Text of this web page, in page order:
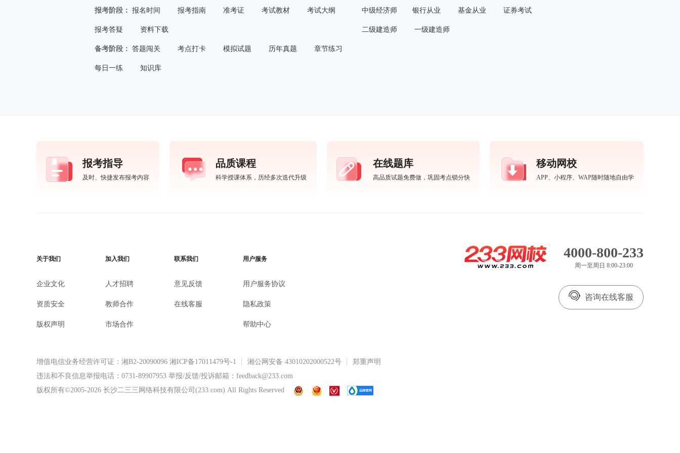
报考阶段： 报名时间 报考指南 准考证 考试教材 考试大纲
报考答疑 资料下载
备考阶段： 答题闯关 考点打卡 模拟试题 历年真题 章节练习
每日一练 知识库
中级经济师 银行从业 基金从业 证券考试
二级建造师 一级建造师
报考指导
及时、快捷发布报考内容
品质课程
科学授课体系，历经多次迭代升级
在线题库
高品质试题免费做，巩固考点锁分快
移动网校
APP、小程序、WAP随时随地自由学
关于我们
企业文化
资质安全
版权声明
加入我们
人才招聘
教师合作
市场合作
联系我们
意见反馈
在线客服
用户服务
用户服务协议
隐私政策
帮助中心
4000-800-233
周一至周日 8:00-23:00
咨询在线客服
增值电信业务经营许可证：湘B2-20090096 湘ICP备17011479号-1 ┊ 湘公网安备 43010202000522号 ┊ 郑重声明
违法和不良信息举报电话：0731-89907953 举报/反馈/投诉邮箱：feedback@233.com
版权所有©2005-2026 长沙二三三网络科技有限公司(233.com) All Rights Reserved